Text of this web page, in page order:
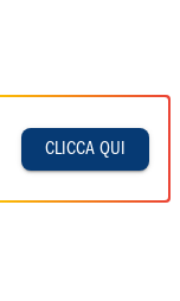
CLICCA QUI